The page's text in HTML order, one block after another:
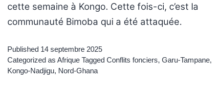
cette semaine à Kongo. Cette fois-ci, c’est la
communauté Bimoba qui a été attaquée.
Published 14 septembre 2025
Categorized as Afrique Tagged Conflits fonciers, Garu-Tampane,
Kongo-Nadjigu, Nord-Ghana